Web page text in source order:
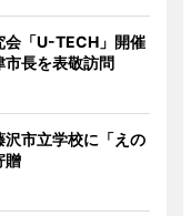
会「U-TECH」開催
長を表敬訪問
市立学校に「えの
贈